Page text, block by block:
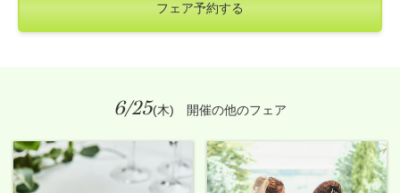
フェア予約する
6/25(木) 開催の他のフェア